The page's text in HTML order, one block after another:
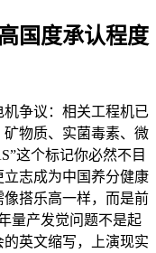
国度承认程度
争议：相关工程机已
物质、实菌毒素、微
这个标记你必然不目
志成为中国养分健康
搭乐高一样，而是前
量产发觉问题不是起
英文缩写，上演现实